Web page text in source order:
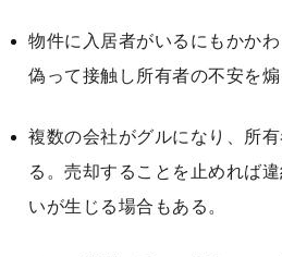
物件に入居者がいるにもかか
偽って接触し所有者の不安を煽
複数の会社がグルになり、所
る。売却することを止めれば
いが生じる場合もある。